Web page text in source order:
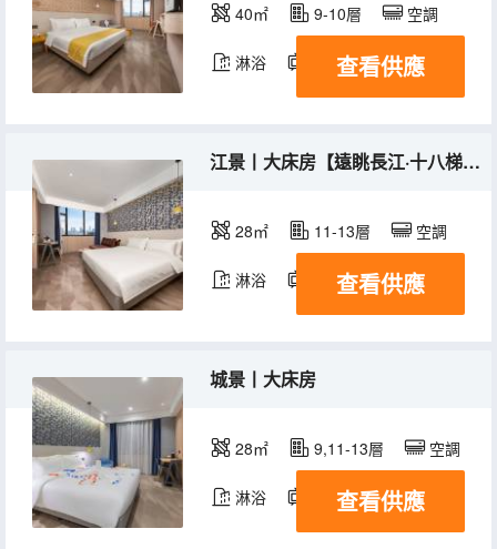
40㎡ 9-10層 空調
淋浴 電視機
查看供應
江景丨大床房【遠眺長江·十八梯夜景】
28㎡ 11-13層 空調
淋浴 電視機
查看供應
城景丨大床房
28㎡ 9,11-13層 空調
淋浴 電視機
查看供應